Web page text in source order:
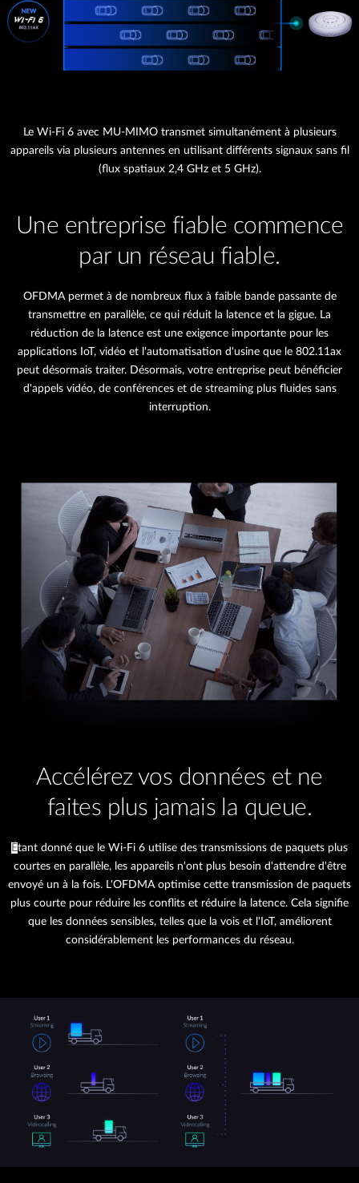
Le Wi-Fi 6 avec MU-MIMO transmet simultanément à plusieurs
appareils via plusieurs antennes en utilisant différents signaux sans fil
(flux spatiaux 2,4 GHz et 5 GHz).
Une entreprise fiable commence
par un réseau fiable.
OFDMA permet à de nombreux flux à faible bande passante de
transmettre en parallèle, ce qui réduit la latence et la gigue. La
réduction de la latence est une exigence importante pour les
applications IoT, vidéo et l'automatisation d'usine que le 802.11ax
peut désormais traiter. Désormais, votre entreprise peut bénéficier
d'appels vidéo, de conférences et de streaming plus fluides sans
interruption.
Accélérez vos données et ne
faites plus jamais la queue.
Étant donné que le Wi-Fi 6 utilise des transmissions de paquets plus
courtes en parallèle, les appareils n'ont plus besoin d'attendre d'être
envoyé un à la fois. L'OFDMA optimise cette transmission de paquets
plus courte pour réduire les conflits et réduire la latence. Cela signifie
que les données sensibles, telles que la vois et l'IoT, améliorent
considérablement les performances du réseau.